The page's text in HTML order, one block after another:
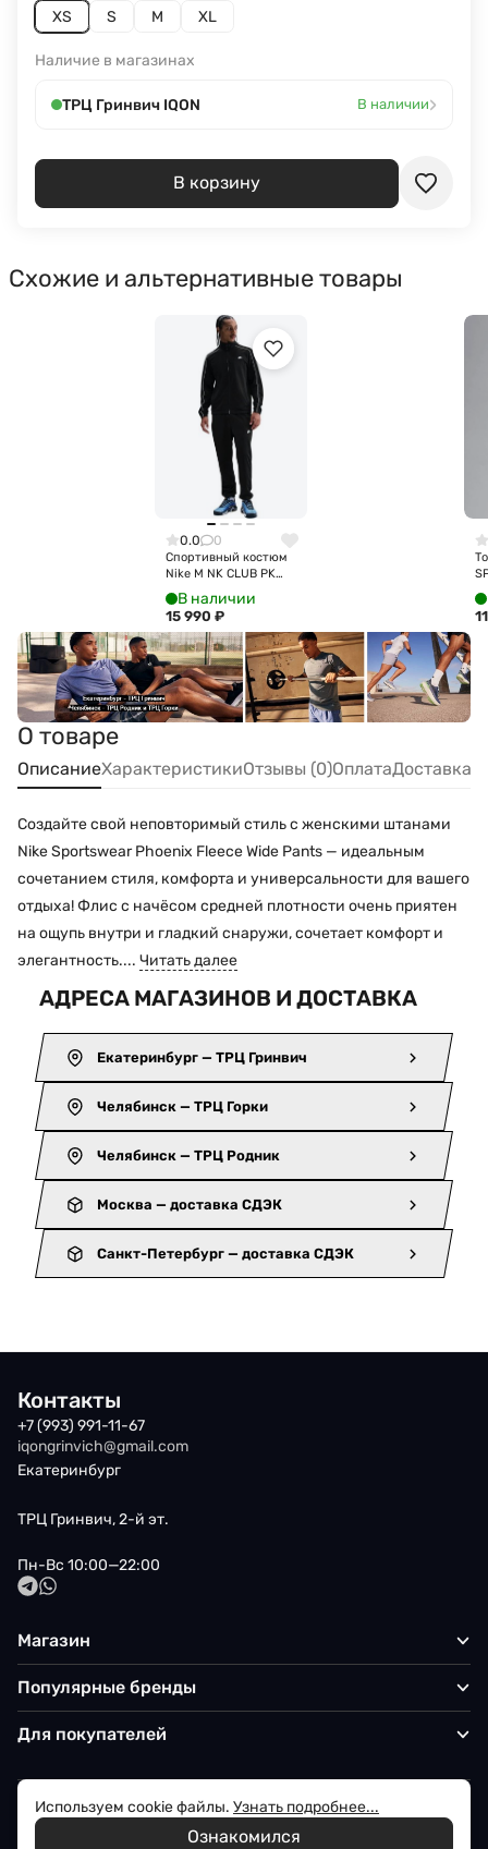
XS S M XL
Наличие в магазинах
ТРЦ Гринвич IQON В наличии›
В корзину
Схожие и альтернативные товары
0.0 0
Спортивный костюм
Nike M NK CLUB PK
TRK SUIT HV1444-010
В наличии
15 990 ₽
О товаре
ОписаниеХарактеристикиОтзывы (0)ОплатаДоставка
Создайте свой неповторимый стиль с женскими штанами
Nike Sportswear Phoenix Fleece Wide Pants — идеальным
сочетанием стиля, комфорта и универсальности для вашего
отдыха! Флис с начёсом средней плотности очень приятен
на ощупь внутри и гладкий снаружи, сочетает комфорт и
элегантность.... Читать далее
АДРЕСА МАГАЗИНОВ И ДОСТАВКА
Екатеринбург — ТРЦ Гринвич
Челябинск — ТРЦ Горки
Челябинск — ТРЦ Родник
Москва — доставка СДЭК
Санкт-Петербург — доставка СДЭК
Контакты
+7 (993) 991-11-67
iqongrinvich@gmail.com
Екатеринбург
ТРЦ Гринвич, 2-й эт.
Пн-Вс 10:00—22:00
Магазин
Популярные бренды
Для покупателей
Политика обработки персональных данных
Используем cookie файлы. Узнать подробнее...
Ознакомился